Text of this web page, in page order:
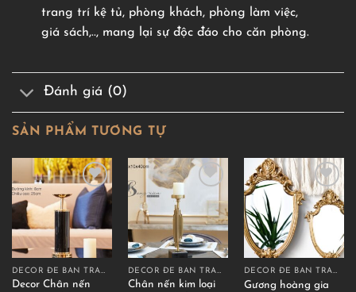
trang trí kệ tủ, phòng khách, phòng làm việc,
giá sách,.., mang lại sự độc đáo cho căn phòng.
Đánh giá (0)
SẢN PHẨM TƯƠNG TỰ
DECOR ĐỂ BÀN TRANG TRÍ
Decor Chân nến
DECOR ĐỂ BÀN TRANG TRÍ
Chân nến kim loại
DECOR ĐỂ BÀN TRANG TRÍ
Gương hoàng gia